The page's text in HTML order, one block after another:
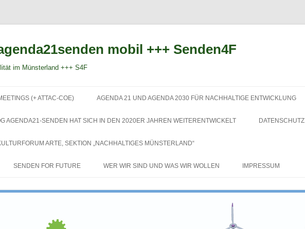
mobil +++ Senden4F
im Münsterland +++ S4F
Inhalt
(+ ATTAC-COE) AGENDA 21 UND AGENDA 2030 FÜR NACHHALTIGE ENTWICKLUNG
AGENDA21-SENDEN HAT SICH IN DEN 2020ER JAHREN WEITERENTWICKELT DATENSCHUTZ
ARTE, SEKTION „NACHHALTIGES MÜNSTERLAND“
SENDEN FOR FUTURE WER WIR SIND UND WAS WIR WOLLEN IMPRESSUM